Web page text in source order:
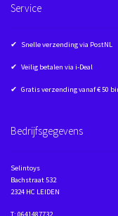
Service
✔ Snelle verzending via PostNL
✔ Veilig betalen via i-Deal
✔ Gratis verzending vanaf € 50
Bedrijfsgegevens
Selintoys
Bachstraat 532
2324 HC LEIDEN
T: 0641487732